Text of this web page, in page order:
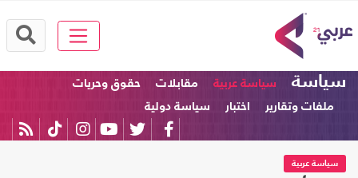
سياسة سياسة عربية مقابلات
حقوق وحريات
ملفات وتقارير
اختبار سياسة دولية
سياسة عربية